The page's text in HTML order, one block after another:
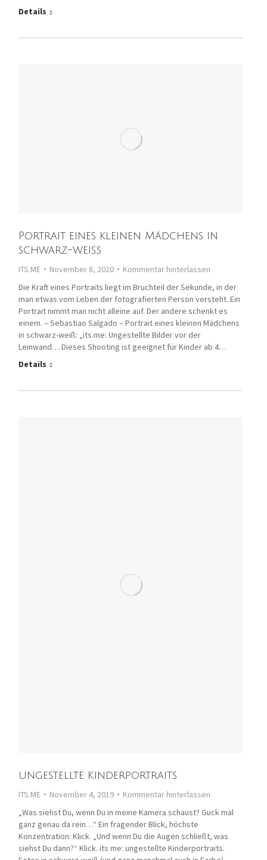
Details
Portrait eines kleinen Mädchens in
schwarz-weiß
ITS.ME November 8, 2020
Kommentar hinterlassen
Die Kraft eines Portraits liegt im Bruchteil der Sekunde, in der
man etwas vom Leben der fotografierten Person versteht. Ein
Portrait nimmt man nicht alleine auf. Der andere schenkt es
einem. – Sebastiao Salgado – Portrait eines kleinen Mädchens
in schwarz-weiß: „its.me: Ungestellte Bilder vor der
Leinwand… Dieses Shooting ist geeignet für Kinder ab 4…
Details
ungestellte Kinderportraits
ITS.ME November 4, 2019
Kommentar hinterlassen
„Was siehst Du, wenn Du in meine Kamera schaust? Guck mal
ganz genau da rein…“ Ein fragender Blick, höchste
Konzentration: Klick. „Und wenn Du die Augen schließt, was
siehst Du dann?“ Klick. its me: ungestellte Kinderportraits.